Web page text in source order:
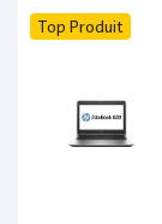
Top Produit